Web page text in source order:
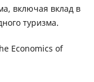
включая вклад в
туризма.
Economics of